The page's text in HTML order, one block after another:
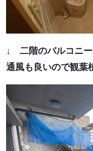
↓ 二階のバルコニー
通風も良いので観葉